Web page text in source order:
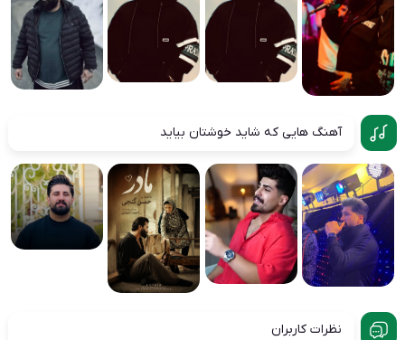
آهنگ هایی که شاید خوشتان بیاید
نظرات کاربران